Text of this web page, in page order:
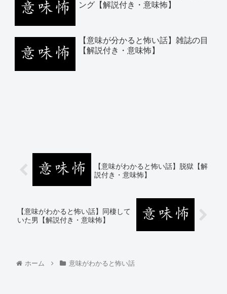
ング【解説付き・意味怖】
【意味が分かると怖い話】雑誌の目
【解説付き・意味怖】
【意味がわかると怖い話】脱獄【解
説付き・意味怖】
【意味がわかると怖い話】同棲して
いた男【解説付き・意味怖】
ホーム 意味がわかると怖い話